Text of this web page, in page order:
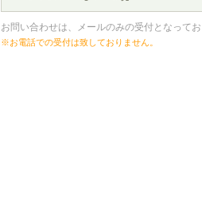
お問い合わせは、メールのみの受付となってお
※お電話での受付は致しておりません。